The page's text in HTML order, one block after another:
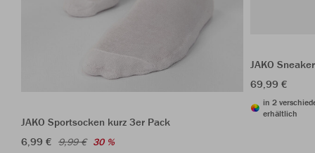
JAKO Sportsocken kurz 3er Pack
6,99 € 9,99 € 30 %
JAKO
69,99 €
in 2
erhältlich